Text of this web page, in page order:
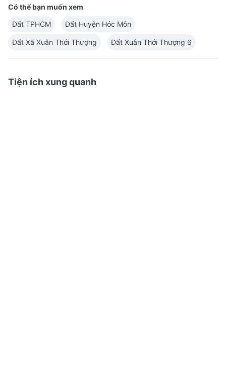
Có thể bạn muốn xem
Đất TPHCM
Đất Huyện Hóc Môn
Đất Xã Xuân Thới Thượng Đất Xuân Thới Thượng 6
Tiện ích xung quanh